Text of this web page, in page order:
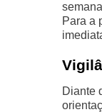
Para a
Diante